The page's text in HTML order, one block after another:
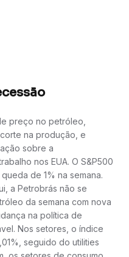
preço no petróleo,
na produção, e
sobre a
nos EUA. O S&P500
de 1% na semana.
a Petrobrás não se
da semana com nova
na política de
Nos setores, o índice
seguido do utilities